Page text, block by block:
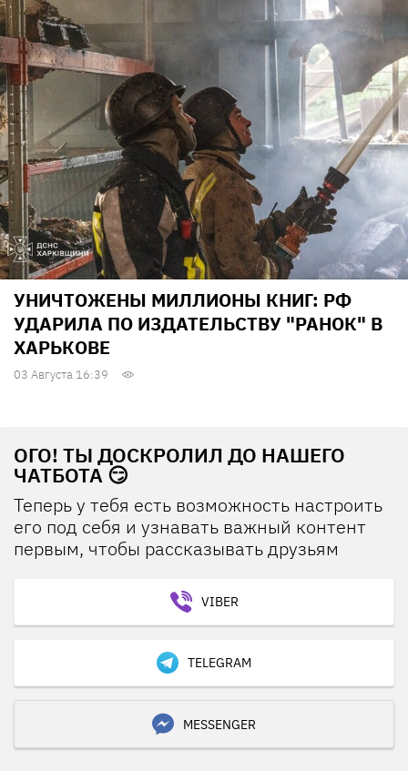
УНИЧТОЖЕНЫ МИЛЛИОНЫ КНИГ: РФ
УДАРИЛА ПО ИЗДАТЕЛЬСТВУ "РАНОК" В
ХАРЬКОВЕ
03 Августа 16:39
ОГО! ТЫ ДОСКРОЛИЛ ДО НАШЕГО
ЧАТБОТА 😏
Теперь у тебя есть возможность настроить
его под себя и узнавать важный контент
первым, чтобы рассказывать друзьям
VIBER
TELEGRAM
MESSENGER